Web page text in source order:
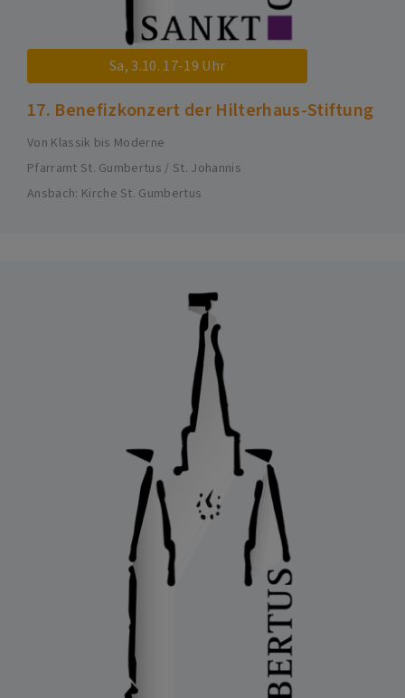
Sa, 3.10. 17-19 Uhr
17. Benefizkonzert der Hilterhaus-Stiftung
Von Klassik bis Moderne
Pfarramt St. Gumbertus / St. Johannis
Ansbach Kirche St. Gumbertus